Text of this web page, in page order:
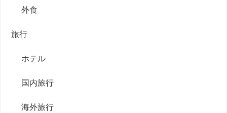
外食
旅行
ホテル
国内旅行
海外旅行